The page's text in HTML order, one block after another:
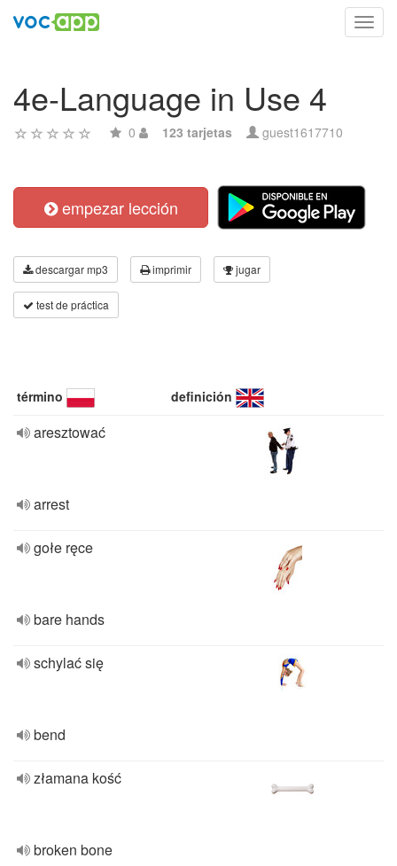
4e-Language in Use 4
0 123 tarjetas guest1617710
empezar lección
descargar mp3 imprimir jugar
test de práctica
término definición
aresztować
arrest
gołe ręce
bare hands
schylać się
bend
złamana kość
broken bone